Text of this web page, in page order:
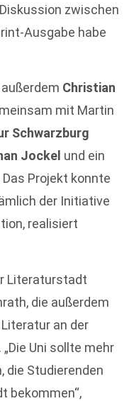
zwischen
Ausgabe habe
Christian
mit Martin
Schwarzburg
Jockel und ein
Projekt konnte
der Initiative
realisiert
Literaturstadt
die außerdem
an der
Uni sollte mehr
die Studierenden
bekommen“,